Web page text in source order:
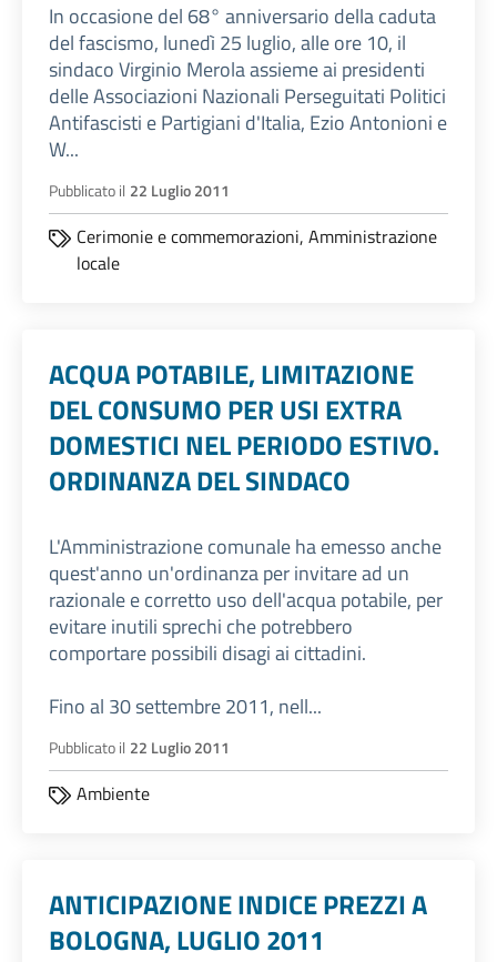
In occasione del 68° anniversario della caduta
del fascismo, lunedì 25 luglio, alle ore 10, il
sindaco Virginio Merola assieme ai presidenti
delle Associazioni Nazionali Perseguitati Politici
Antifascisti e Partigiani d'Italia, Ezio Antonioni e
W...
Pubblicato il 22 Luglio 2011
Cerimonie e commemorazioni, Amministrazione
locale
ACQUA POTABILE, LIMITAZIONE
DEL CONSUMO PER USI EXTRA
DOMESTICI NEL PERIODO ESTIVO.
ORDINANZA DEL SINDACO
L'Amministrazione comunale ha emesso anche
quest'anno un'ordinanza per invitare ad un
razionale e corretto uso dell'acqua potabile, per
evitare inutili sprechi che potrebbero
comportare possibili disagi ai cittadini.
Fino al 30 settembre 2011, nell...
Pubblicato il 22 Luglio 2011
Ambiente
ANTICIPAZIONE INDICE PREZZI A
BOLOGNA, LUGLIO 2011